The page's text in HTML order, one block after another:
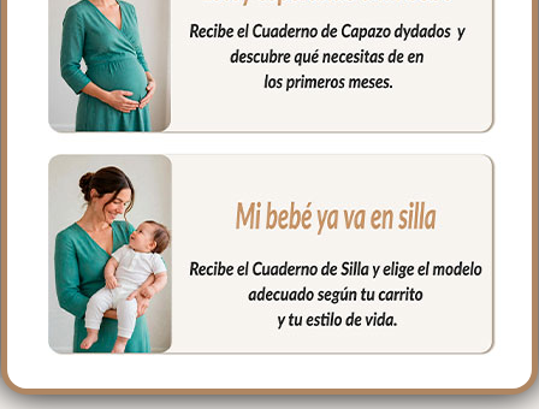
puntilla en todo el borde.
Babero o embozo va por encima de la
colcha siempre, en tejido piqué con
bordado de topitos y puntilla en todo el
borde
Almohada de 0.5cm de grosor en tejido
piqué de algodón.
Puedes lavar a mano o en lavadora,
siempre agua fría, jabones no abrasivos y
secado al natural